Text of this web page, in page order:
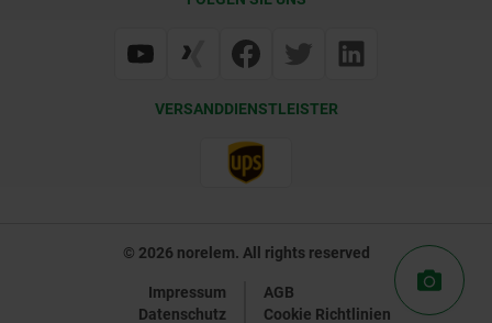
VERSANDDIENSTLEISTER
© 2026 norelem. All rights reserved
Impressum
AGB
Datenschutz
Cookie Richtlinien